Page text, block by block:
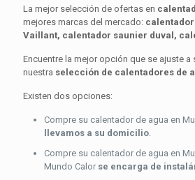
La mejor selección de ofertas en
mejores marcas del mercado:
Vaillant, calentador saunier duval,
Encuentre la mejor opción que se ajuste
nuestra selección de calentadores de
Existen dos opciones:
Compre su calentador de agua en
llevamos a su domicilio
Compre su calentador de agua en
Mundo Calor se encarga de